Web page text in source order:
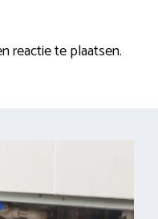
reactie te plaatsen.